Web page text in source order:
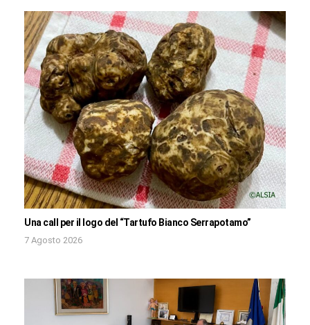
Una call per il logo del “Tartufo Bianco Serrapotamo”
7 Agosto 2026